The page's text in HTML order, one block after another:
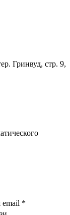
Гринвуд, стр. 9,
*